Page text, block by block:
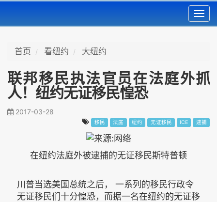
首页 看纽约 大纽约
联邦移民执法官员在法庭外抓
人！纽约无证移民惶恐
2017-03-28
移民 法庭 纽约 无证移民 ICE 逮捕
在纽约法庭外被逮捕的无证移民斯特普顿
川普当选美国总统之后， 一系列的移民行政令
无证移民们十分惶恐，而据一名在纽约的无证移